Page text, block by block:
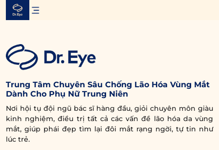
Skip
Trung Tâm Chuyên Sâu Chống Lão Hóa Vùng Mắt
Dành Cho Phụ Nữ Trung Niên
Nơi hội tụ đội ngũ bác sĩ hàng đầu, giỏi chuyên môn giàu
kinh nghiệm, điều trị tất cả các vấn đề lão hóa da vùng
mắt, giúp phái đẹp tìm lại đôi mắt rạng ngời, tự tin như
lúc trẻ.